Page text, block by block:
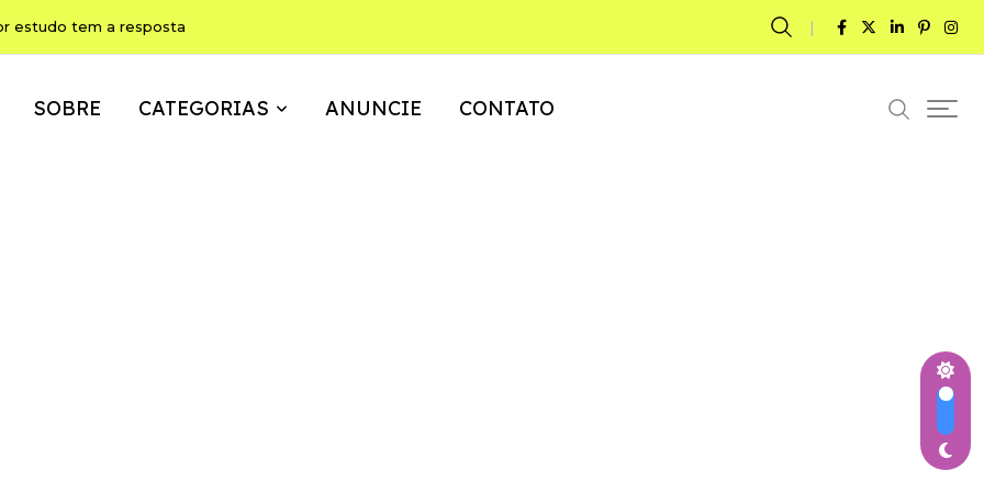
estudo tem a resposta
SOBRE CATEGORIAS ANUNCIE CONTATO